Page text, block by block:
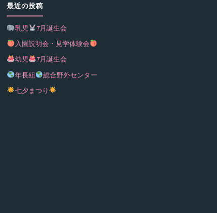
最近の投稿
乳児
7月誕生会
入園説明会・見学体験会
幼児
7月誕生会
年長組
総合野外センター
七夕まつり